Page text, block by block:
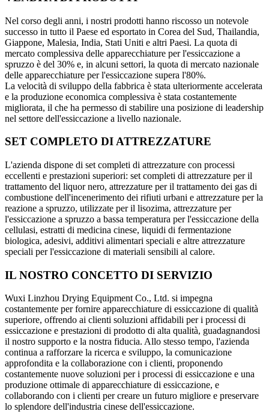
Nel corso degli anni, i nostri prodotti hanno riscosso un notevole
successo in tutto il Paese ed esportato in Corea del Sud, Thailandia,
Giappone, Malesia, India, Stati Uniti e altri Paesi. La quota di
mercato complessiva delle apparecchiature per l'essiccazione a
spruzzo è del 30% e, in alcuni settori, la quota di mercato nazionale
delle apparecchiature per l'essiccazione supera l'80%.
La velocità di sviluppo della fabbrica è stata ulteriormente accelerata
e la produzione economica complessiva è stata costantemente
migliorata, il che ha permesso di stabilire una posizione di leadership
nel settore dell'essiccazione a livello nazionale.
SET COMPLETO DI ATTREZZATURE
L'azienda dispone di set completi di attrezzature con processi
eccellenti e prestazioni superiori: set completi di attrezzature per il
trattamento del liquor nero, attrezzature per il trattamento dei gas di
combustione dell'incenerimento dei rifiuti urbani e attrezzature per la
reazione a spruzzo, utilizzate per il lisozima, attrezzature per
l'essiccazione a spruzzo a bassa temperatura per l'essiccazione della
cellulasi, estratti di medicina cinese, liquidi di fermentazione
biologica, adesivi, additivi alimentari speciali e altre attrezzature
speciali per l'essiccazione di materiali sensibili al calore.
IL NOSTRO CONCETTO DI SERVIZIO
Wuxi Linzhou Drying Equipment Co., Ltd. si impegna
costantemente per fornire apparecchiature di essiccazione di qualità
superiore, offrendo ai clienti soluzioni affidabili per i processi di
essiccazione e prestazioni di prodotto di alta qualità, guadagnandosi
il nostro supporto e la nostra fiducia. Allo stesso tempo, l'azienda
continua a rafforzare la ricerca e sviluppo, la comunicazione
approfondita e la collaborazione con i clienti, proponendo
costantemente nuove soluzioni per i processi di essiccazione e una
produzione ottimale di apparecchiature di essiccazione, e
collaborando con i clienti per creare un futuro migliore e preservare
lo splendore dell'industria cinese dell'essiccazione.